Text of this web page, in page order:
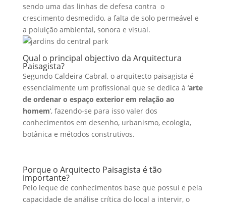
sendo uma das linhas de defesa contra o
crescimento desmedido, a falta de solo permeável e
a poluição ambiental, sonora e visual.
Qual o principal objectivo da Arquitectura
Paisagista?
Segundo Caldeira Cabral, o arquitecto paisagista é
essencialmente um profissional que se dedica à ‘arte
de ordenar o espaço exterior em relação ao
homem‘, fazendo-se para isso valer dos
conhecimentos em desenho, urbanismo, ecologia,
botânica e métodos construtivos.
Porque o Arquitecto Paisagista é tão
importante?
Pelo leque de conhecimentos base que possui e pela
capacidade de análise crítica do local a intervir, o